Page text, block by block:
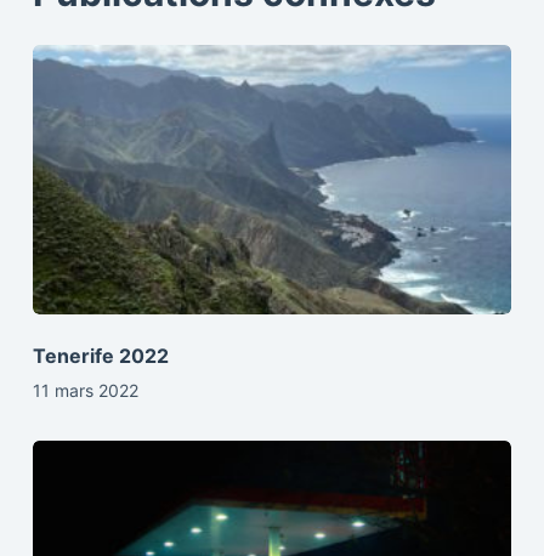
Tenerife 2022
11 mars 2022